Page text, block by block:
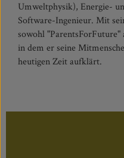
Umweltphysik), Energie-
Software-Ingenieur. Mit
sowohl "ParentsForFuture"
in dem er seine
heutigen Zeit aufklärt.